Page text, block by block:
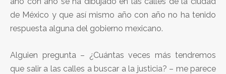
de México y que así mismo año con año no ha tenido
respuesta alguna del gobierno mexicano.
Alguien pregunta – ¿Cuántas veces más tendremos
que salir a las calles a buscar a la justicia? – me parece